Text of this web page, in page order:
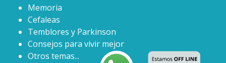
Memoria
Cefaleas
Temblores y Parkinson
Consejos para vivir mejor
Otros temas...